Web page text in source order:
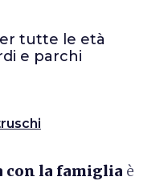
tutte le età
e parchi
con la famiglia è